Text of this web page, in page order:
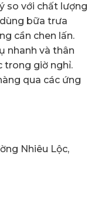
so với chất lượng
bữa trưa
cần chen lấn.
nhanh và thân
trong giờ nghỉ.
qua các ứng
Nhiêu Lộc,